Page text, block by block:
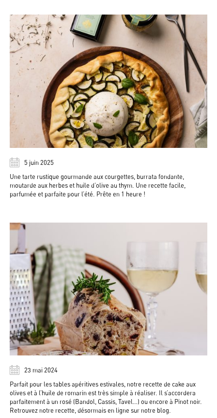
5 juin 2025
Une tarte rustique gourmande aux courgettes, burrata fondante,
moutarde aux herbes et huile d’olive au thym. Une recette facile,
parfumée et parfaite pour l’été. Prête en 1 heure !
23 mai 2024
Parfait pour les tables apéritives estivales, notre recette de cake aux
olives et à l’huile de romarin est très simple à réaliser. Il s’accordera
parfaitement à un rosé (Bandol, Cassis, Tavel…) ou encore à Pinot noir.
Retrouvez notre recette, désormais en ligne sur notre blog.